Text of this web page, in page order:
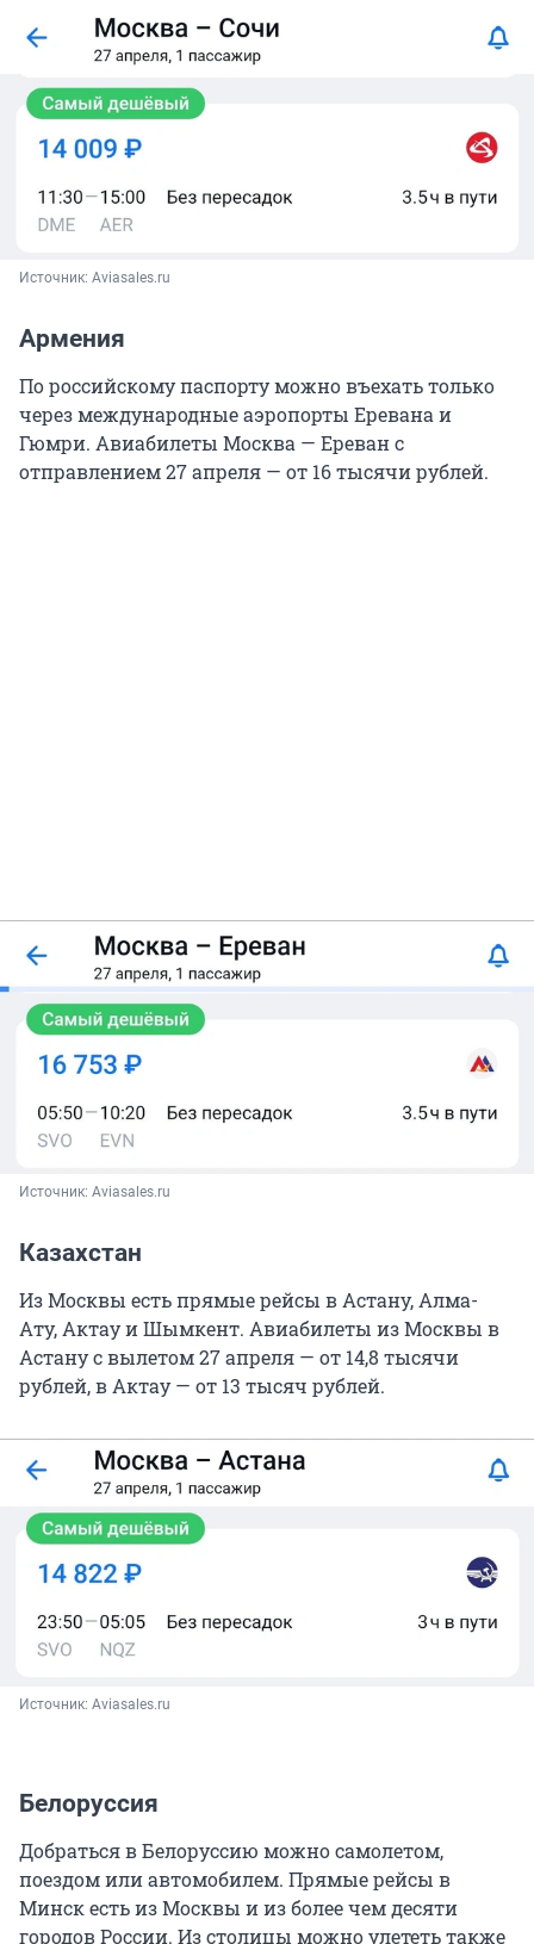
Источник: Aviasales.ru
Армения
По российскому паспорту можно въехать только
через международные аэропорты Еревана и
Гюмри. Авиабилеты Москва — Ереван с
отправлением 27 апреля — от 16 тысячи рублей.
Источник: Aviasales.ru
Казахстан
Из Москвы есть прямые рейсы в Астану, Алма-
Ату, Актау и Шымкент. Авиабилеты из Москвы в
Астану с вылетом 27 апреля — от 14,8 тысячи
рублей, в Актау — от 13 тысяч рублей.
Источник: Aviasales.ru
Белоруссия
Добраться в Белоруссию можно самолетом,
поездом или автомобилем. Прямые рейсы в
Минск есть из Москвы и из более чем десяти
городов России. Из столицы можно улететь также